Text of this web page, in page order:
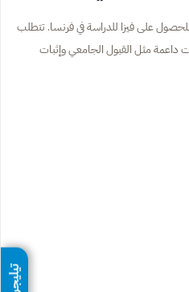
على فيزا للدراسة في فرنسا. تتطلب
داعمة مثل القبول الجامعي وإثبات